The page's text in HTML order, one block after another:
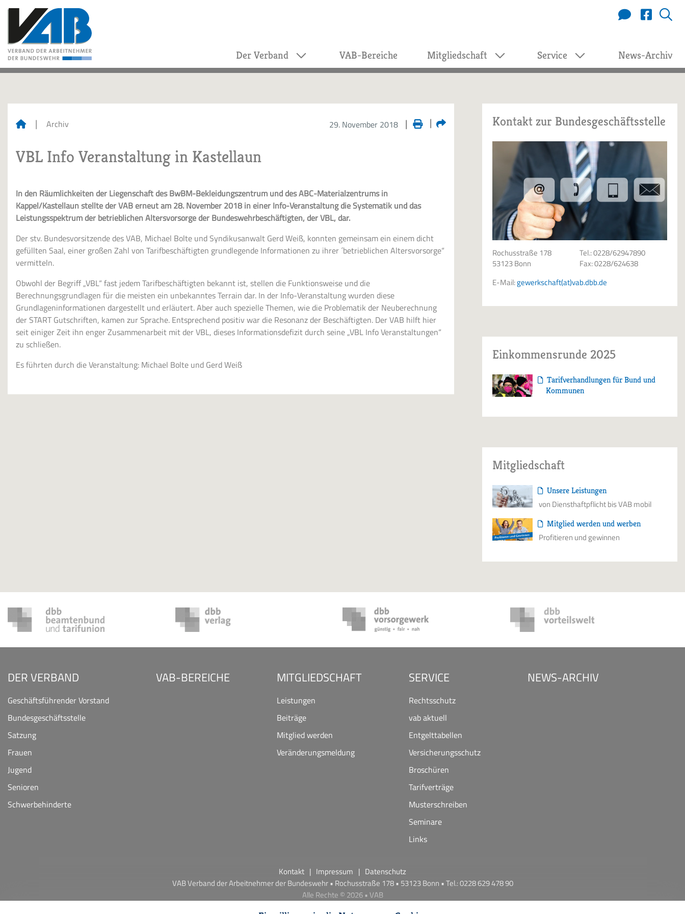
Der Verband VAB-Bereiche Mitgliedschaft Service News-Archiv
Archiv 29. November 2018
VBL Info Veranstaltung in Kastellaun
In den Räumlichkeiten der Liegenschaft des BwBM-Bekleidungszentrum und des ABC-Materialzentrums in
Kappel/Kastellaun stellte der VAB erneut am 28. November 2018 in einer Info-Veranstaltung die Systematik und das
Leistungsspektrum der betrieblichen Altersvorsorge der Bundeswehrbeschäftigten, der VBL, dar.
Der stv. Bundesvorsitzende des VAB, Michael Bolte und Syndikusanwalt Gerd Weiß, konnten gemeinsam ein einem dicht
gefüllten Saal, einer großen Zahl von Tarifbeschäftigten grundlegende Informationen zu ihrer ´betrieblichen Altersvorsorge“
vermitteln.
Obwohl der Begriff „VBL“ fast jedem Tarifbeschäftigten bekannt ist, stellen die Funktionsweise und die
Berechnungsgrundlagen für die meisten ein unbekanntes Terrain dar. In der Info-Veranstaltung wurden diese
Grundlageninformationen dargestellt und erläutert. Aber auch spezielle Themen, wie die Problematik der Neuberechnung
der START Gutschriften, kamen zur Sprache. Entsprechend positiv war die Resonanz der Beschäftigten. Der VAB hilft hier
seit einiger Zeit ihn enger Zusammenarbeit mit der VBL, dieses Informationsdefizit durch seine „VBL Info Veranstaltungen“
zu schließen.
Es führten durch die Veranstaltung: Michael Bolte und Gerd Weiß
Kontakt zur Bundesgeschäftsstelle
Rochusstraße 178
53123 Bonn
Tel.: 0228/62947890
Fax: 0228/624638
E-Mail:gewerkschaft(at)vab.dbb.de
Einkommensrunde 2025
Tarifverhandlungen für Bund und
Kommunen
Mitgliedschaft
Unsere Leistungen
von Diensthaftpflicht bis VAB mobil
Mitglied werden und werben
Profitieren und gewinnen
DER VERBAND
Geschäftsführender Vorstand
Bundesgeschäftsstelle
Satzung
Frauen
Jugend
Senioren
Schwerbehinderte
VAB-BEREICHE MITGLIEDSCHAFT
Leistungen
Beiträge
Mitglied werden
Veränderungsmeldung
SERVICE
Rechtsschutz
vab aktuell
Entgelttabellen
Versicherungsschutz
Broschüren
Tarifverträge
Musterschreiben
Seminare
Links
NEWS-ARCHIV
Kontakt Impressum
Datenschutz
VAB Verband der Arbeitnehmer der Bundeswehr • Rochusstraße 178 • 53123 Bonn • Tel.: 0228 629 478 90
Alle Rechte © 2026 • VAB